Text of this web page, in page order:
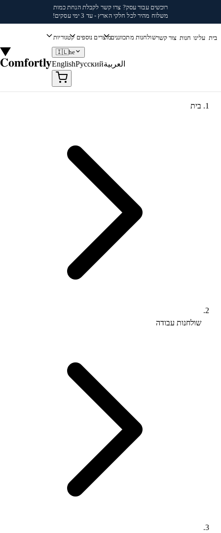
רוכשים עבור עסק? צרו קשר לקבלת הנחת כמות
משלוח מהיר לכל חלקי הארץ - עד 3 ימי עסקים!
Comfortly
בית עלינו חנות צור קשרשולחנות מתכוונניםמוצרים נוספים קטגוריות
🇮🇱he
EnglishРусскийالعربية
בית
שולחנות עבודה